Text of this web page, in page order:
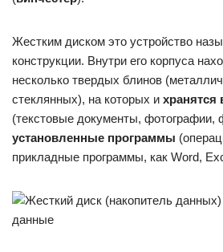
Жестким диском это устройство
конструкции. Внутри его корпуса
несколько твердых блинов
стеклянных), на которых и хранятся
(текстовые документы, фотографии,
установленные программы
прикладные программы, как Word,